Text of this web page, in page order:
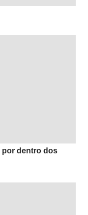
por dentro dos